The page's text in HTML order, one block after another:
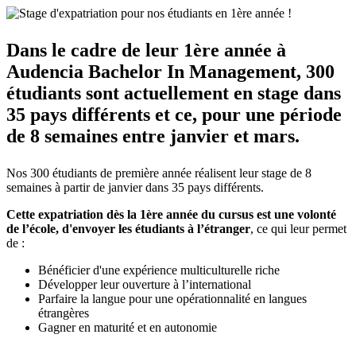
Dans le cadre de leur 1ère année à
Audencia Bachelor In Management, 300
étudiants sont actuellement en stage dans
35 pays différents et ce, pour une période
de 8 semaines entre janvier et mars.
Nos 300 étudiants de première année réalisent leur stage de 8
semaines à partir de janvier dans 35 pays différents.
Cette expatriation dès la 1ère année du cursus est une volonté
de l’école, d'envoyer les étudiants à l’étranger, ce qui leur permet
de :
Bénéficier d'une expérience multiculturelle riche
Développer leur ouverture à l’international
Parfaire la langue pour une opérationnalité en langues
étrangères
Gagner en maturité et en autonomie